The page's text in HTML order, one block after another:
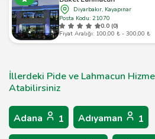
Diyarbakır, Kayapınar
Posta Kodu: 21070
0.0 (0)
Fiyat Aralığı: 100,00 ₺ - 300,00 ₺
İllerdeki Pide ve Lahmacun
Atabilirsiniz
Adana 1 Adıyaman 1